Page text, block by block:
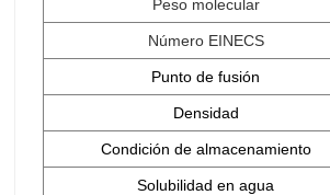
Peso molecular
Número EINECS
Punto de fusión
Densidad
Condición de almacenamiento
Solubilidad en agua